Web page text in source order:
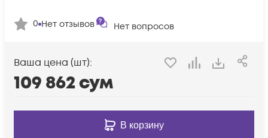
0 Нет отзывов Нет вопросов
Ваша цена (шт):
109 862сум
В корзину